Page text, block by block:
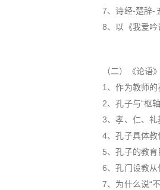
7、诗经-楚辞-
8、以《我爱
（二）《论语
1、作为教师的
2、孔子与“枢
3、孝、仁、
4、孔子具体教
5、孔子的教育
6、孔门设教从
7、为什么说“